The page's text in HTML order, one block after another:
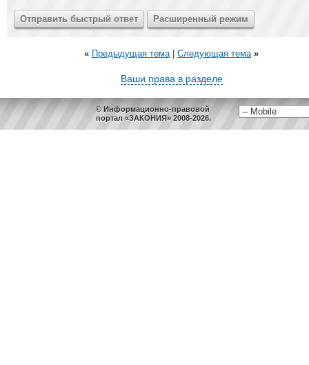
« Предыдущая тема| Следующая тема »
Ваши права в разделе
© Информационно-правовой
портал «ЗАКОНИЯ» 2008-2026.